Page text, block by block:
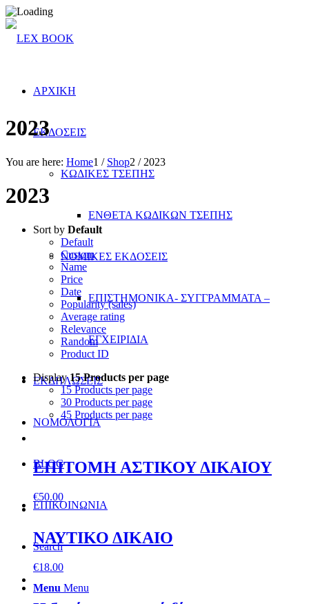
ΑΡΧΙΚΗ
ΕΚΔΟΣΕΙΣ
ΚΩΔΙΚΕΣ ΤΣΕΠΗΣ
ΕΝΘΕΤΑ ΚΩΔΙΚΩΝ ΤΣΕΠΗΣ
ΝΟΜΙΚΕΣ ΕΚΔΟΣΕΙΣ
ΕΠΙΣΤΗΜΟΝΙΚΑ- ΣΥΓΓΡΑΜΜΑΤΑ –
ΕΓΧΕΙΡΙΔΙΑ
ΕΚΔΗΛΩΣΕΙΣ
ΝΟΜΟΛΟΓΙΑ
BLOG
ΕΠΙΚΟΙΝΩΝΙΑ
Search
Menu Menu
2023
You are here: Home1 / Shop2 / 2023
2023
Sort by Default
Default
Custom
Name
Price
Date
Popularity (sales)
Average rating
Relevance
Random
Product ID
Display15 Products per page
15 Products per page
30 Products per page
45 Products per page
ΕΠΙΤΟΜΗ ΑΣΤΙΚΟΥ ΔΙΚΑΙΟΥ
€50.00
ΝΑΥΤΙΚΟ ΔΙΚΑΙΟ
€18.00